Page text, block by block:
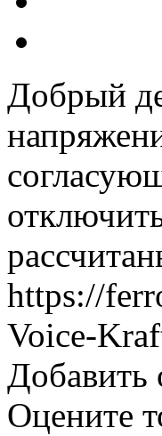
Добрый
https://
Voice-
Добавить
Оцените